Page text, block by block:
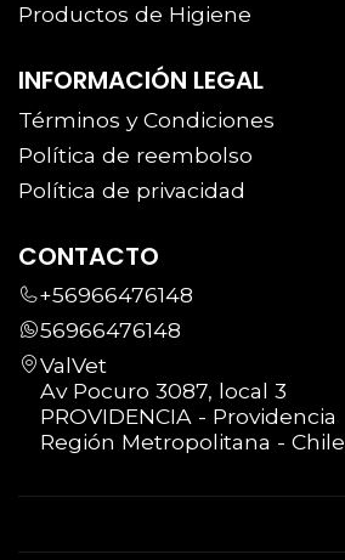
Productos de Higiene
INFORMACIÓN LEGAL
Términos y Condiciones
Política de reembolso
Política de privacidad
CONTACTO
+56966476148
56966476148
ValVet
Av Pocuro 3087, local 3
PROVIDENCIA - Providencia
Región Metropolitana - Chile